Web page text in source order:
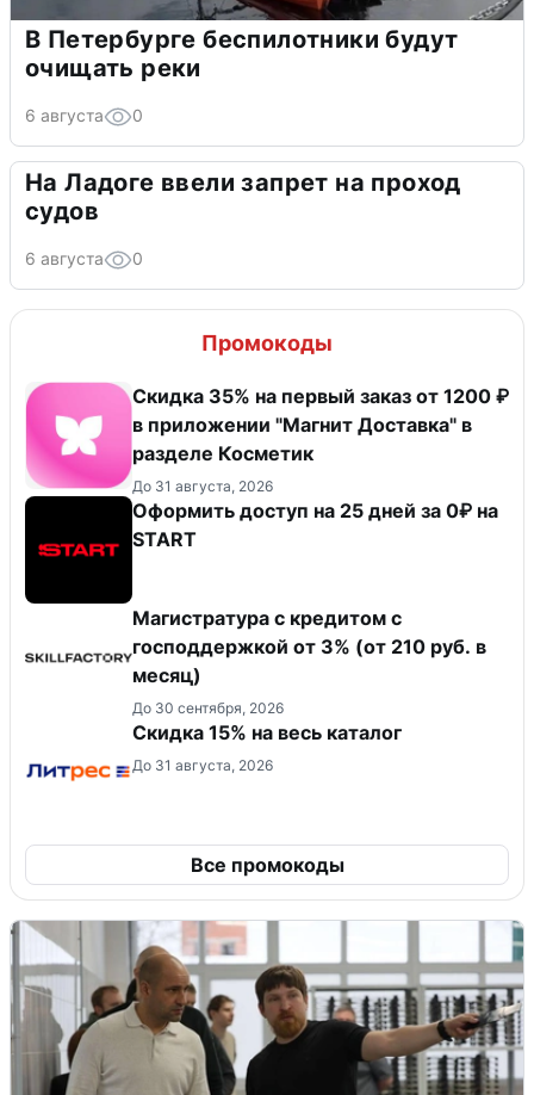
В Петербурге беспилотники будут
очищать реки
6 августа 0
На Ладоге ввели запрет на проход
судов
6 августа 0
Промокоды
​Скидка 35% на первый заказ от 1200 ₽
в приложении "Магнит Доставка"​ в
разделе Косметик
До 31 августа, 2026
Оформить доступ на 25 дней за 0₽ на
START
Магистратура с кредитом с
господдержкой от 3% (от 210 руб. в
месяц)
До 30 сентября, 2026
Скидка 15% на весь каталог
До 31 августа, 2026
Все промокоды